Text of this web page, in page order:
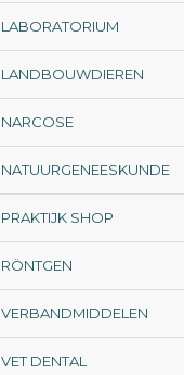
LABORATORIUM
LANDBOUWDIEREN
NARCOSE
NATUURGENEESKUNDE
PRAKTIJK SHOP
RÖNTGEN
VERBANDMIDDELEN
VET DENTAL